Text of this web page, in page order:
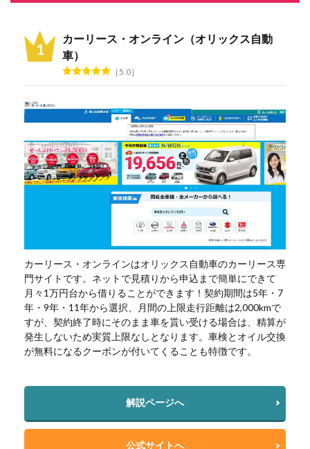
カーリース・オンライン（オリックス自動
車）
5.0
カーリース・オンラインはオリックス自動車のカーリース専
門サイトです。ネットで見積りから申込まで簡単にできて
月々1万円台から借りることができます！契約期間は5年・7
年・9年・11年から選択、月間の上限走行距離は2,000kmで
すが、契約終了時にそのまま車を貰い受ける場合は、精算が
発生しないため実質上限なしとなります。車検とオイル交換
が無料になるクーポンが付いてくることも特徴です。
解説ページへ
公式サイトへ